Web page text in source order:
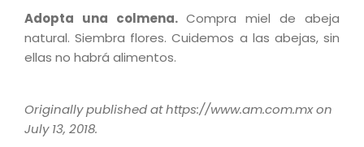
Adopta una colmena. Compra miel de abeja
natural. Siembra flores. Cuidemos a las abejas, sin
ellas no habrá alimentos.
Originally published athttps://www.am.com.mxon
July 13, 2018.